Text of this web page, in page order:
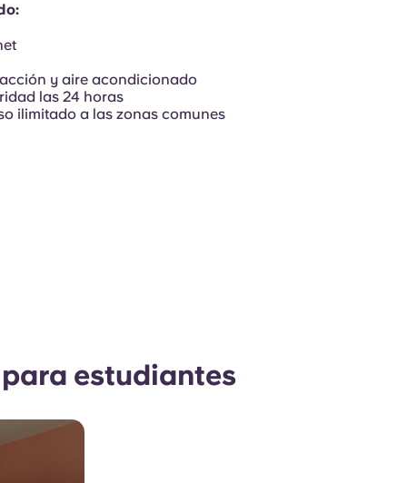
y aire acondicionado
las 24 horas
ilimitado a las zonas comunes
estudiantes